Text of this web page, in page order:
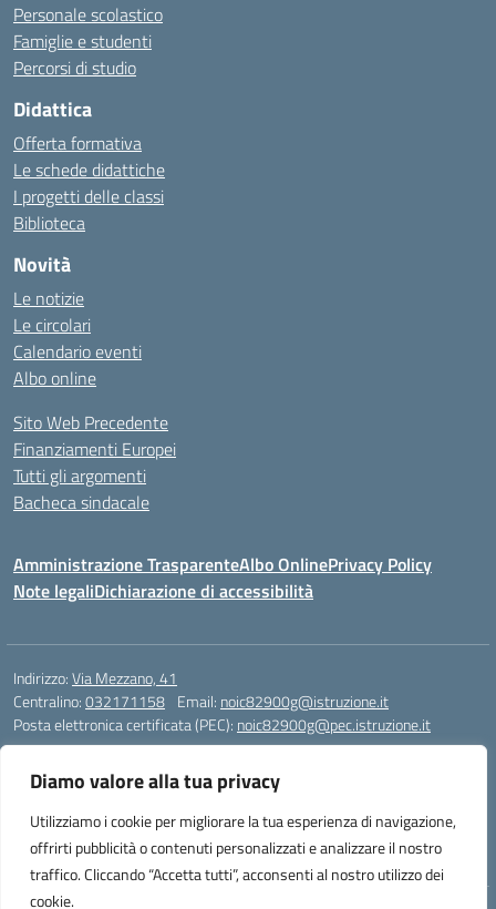
Diamo valore alla tua privacy
Utilizziamo i cookie per migliorare la tua esperienza di navigazione,
offrirti pubblicità o contenuti personalizzati e analizzare il nostro
traffico. Cliccando “Accetta tutti”, acconsenti al nostro utilizzo dei
cookie.
Personale scolastico
Famiglie e studenti
Percorsi di studio
Didattica
Offerta formativa
Le schede didattiche
I progetti delle classi
Biblioteca
Novità
Le notizie
Le circolari
Calendario eventi
Albo online
Sito Web Precedente
Finanziamenti Europei
Tutti gli argomenti
Bacheca sindacale
Amministrazione TrasparenteAlbo OnlinePrivacy Policy
Note legaliDichiarazione di accessibilità
Indirizzo:Via Mezzano, 41
Centralino:032171158 Email: noic82900g@istruzione.it
Posta elettronica certificata (PEC): noic82900g@pec.istruzione.it
Codice meccanografico:NOIC82900G
Codice Indice delle Pubbliche Amministrazioni (IPA): istsc_noic82900g
Codice unico di fatturazione (CUF): UFJ1I0